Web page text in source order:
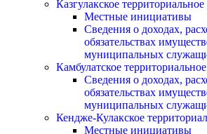
Казгулакское
Местные инициативы
Сведения о доходах,
обязательствах
муниципальных
Камбулатское
Сведения о доходах,
обязательствах
муниципальных
Кендже-Кулакское
Местные инициативы